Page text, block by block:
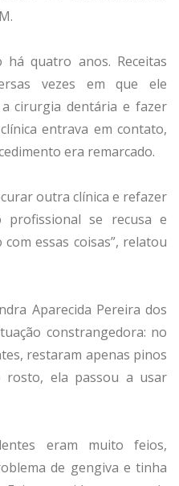
quatro anos. Receitas
vezes em que ele
cirurgia dentária e fazer
entrava em contato,
era remarcado.
outra clínica e refazer
se recusa e
essas coisas”, relatou
Aparecida Pereira dos
constrangedora: no
restaram apenas pinos
rosto, ela passou a usar
eram muito feios,
de gengiva e tinha